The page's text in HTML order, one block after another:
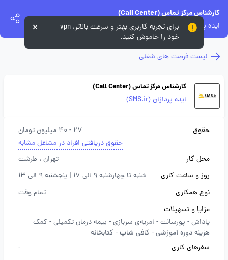
کارشناس مرکز تماس (Call Center)
ایده پردازان (SMS.ir)
لیست فرصت های شغلی
کارشناس مرکز تماس (Call Center)
ایده پردازان (SMS.ir)
حقوق
27 - 40 میلیون تومان
حقوق دریافتی افراد در مشاغل مشابه
محل کار
تهران ، طرشت
روز و ساعت کاری
شنبه تا چهارشنبه 9 الی 17 | پنجشنبه 9 الی 13
نوع همکاری
تمام وقت
مزایا و تسهیلات
پاداش - پورسانت - امریه‌ی سربازی - بیمه درمان تکمیلی - کمک
هزینه دوره آموزشی - کافی شاپ - کتابخانه
سفرهای کاری
-
برای تجربه کاربری بهتر و سرعت بالاتر، vpn
خود را خاموش کنید.